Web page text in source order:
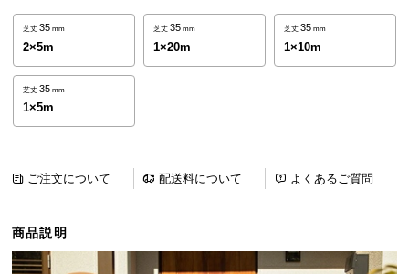
ト
探
ン
テ
芝丈 35 mm
2×5m
芝丈 35 mm
1×20m
芝丈 35 mm
1×10m
芝丈 35 mm
1×5m
ご注文について 配送料について よくあるご質問
商品説明